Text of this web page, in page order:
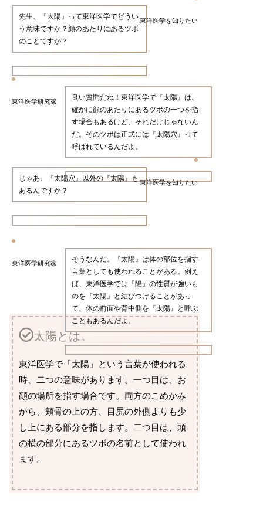
東洋医学を知りたい
先生、『太陽』って東洋医学でどうい
う意味ですか？顔のあたりにあるツボ
のことですか？
東洋医学研究家
良い質問だね！東洋医学で『太陽』は、
確かに顔のあたりにあるツボの一つを指
す場合もあるけど、それだけじゃないん
だ。そのツボは正式には『太陽穴』って
呼ばれているんだよ。
東洋医学を知りたい
じゃあ、『太陽穴』以外の『太陽』も
あるんですか？
東洋医学研究家
そうなんだ。『太陽』は体の部位を指す
言葉としても使われることがある。例え
ば、東洋医学では『陽』の性質が強いも
のを『太陽』と結びつけることがあっ
て、体の前面や背中側を『太陽』と呼ぶ
こともあるんだよ。
太陽とは。
東洋医学で「太陽」という言葉が使われる
時、二つの意味があります。一つ目は、お
顔の場所を指す場合です。両方のこめかみ
から、頬骨の上の方、目尻の外側よりも少
し上にある部分を指します。二つ目は、頭
の横の部分にあるツボの名前として使われ
ます。